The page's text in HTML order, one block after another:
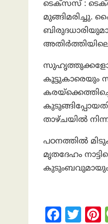
ടെക്സസ് :
മുങ്ങിമരിച്ചു.
കൂട്ടുകാരെയും
താഴ്ചയിൽ
പഠനത്തിൽ
മൃതദേഹം
കുടുംബവുമായും
Fa T